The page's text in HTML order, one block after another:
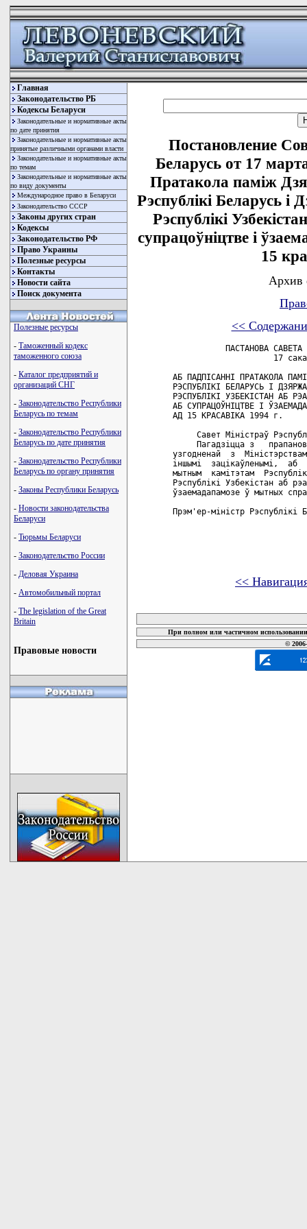
Главная
Законодательство РБ
Кодексы Беларуси
Законодательные и нормативные акты
по дате принятия
Законодательные и нормативные акты
принятые различными органами власти
Законодательные и нормативные акты
по темам
Законодательные и нормативные акты
по виду документы
Международное право в Беларуси
Законодательство СССР
Законы других стран
Кодексы
Законодательство РФ
Право Украины
Полезные ресурсы
Контакты
Новости сайта
Поиск документа
Полезные ресурсы
- Таможенный кодекс
таможенного союза
- Каталог предприятий и
организаций СНГ
- Законодательство Республики
Беларусь по темам
- Законодательство Республики
Беларусь по дате принятия
- Законодательство Республики
Беларусь по органу принятия
- Законы Республики Беларусь
- Новости законодательства
Беларуси
- Тюрьмы Беларуси
- Законодательство России
- Деловая Украина
- Автомобильный портал
- The legislation of the Great
Britain
Правовые новости
Постановление
Беларусь от 17
Пратакола памiж
Рэспублiкi Беларусь
Рэспублiкi
супрацоўнiцтве i
15
Архив
<<
ПАСТАНОВА САВЕТА
17
АБ ПАДПIСАННI ПРАТАКОЛА
РЭСПУБЛIКI БЕЛАРУСЬ I
РЭСПУБЛIКI УЗБЕКIСТАН АБ
АБ СУПРАЦОЎНIЦТВЕ I
АД 15 КРАСАВIКА 1994 г.
Савет Мiнiстраў
Пагадзiцца з
узгодненай  з
iншымi  зацiкаўленымi,  аб
мытным  камiтэтам
Рэспублiкi Узбекiстан аб
ўзаемадапамозе ў мытных
Прэм'ер-мiнiстр
<<
При полном или частичном
©